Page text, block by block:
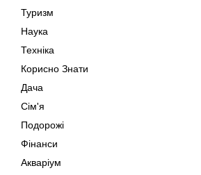
Туризм
Наука
Техніка
Корисно Знати
Дача
Сім'я
Подорожі
Фінанси
Акваріум